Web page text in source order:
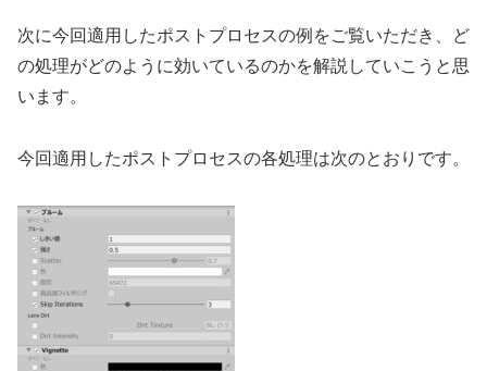
次に今回適用したポストプロセスの例をご覧いただき、ど
の処理がどのように効いているのかを解説していこうと思
います。
今回適用したポストプロセスの各処理は次のとおりです。